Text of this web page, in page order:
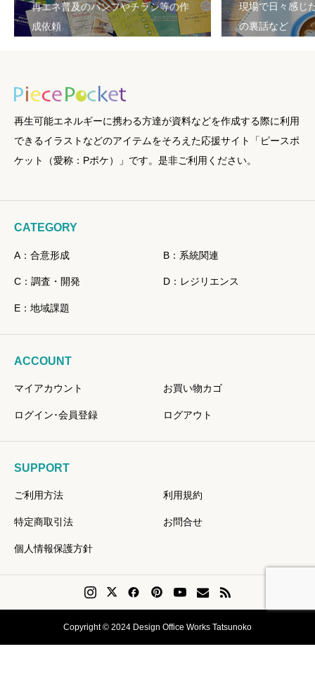
再エネ普及のパンフやチラシ等の作
成依頼
現場で日々感じ
の裏話など
再生可能エネルギーに携わる方達が資料などを作成する際に利用
できるイラストなどのアイテムをそろえた応援サイト「ピースポ
ケット（愛称：Pポケ）」です。是非ご利用ください。
CATEGORY
A：合意形成 B：系統関連
C：調査・開発 D：レジリエンス
E：地域課題
ACCOUNT
マイアカウント お買い物カゴ
ログイン･会員登録 ログアウト
SUPPORT
ご利用方法 利用規約
特定商取引法 お問合せ
個人情報保護方針
Copyright © 2024 Design Office Works Tatsunoko